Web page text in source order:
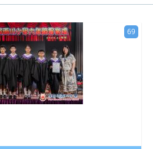
69